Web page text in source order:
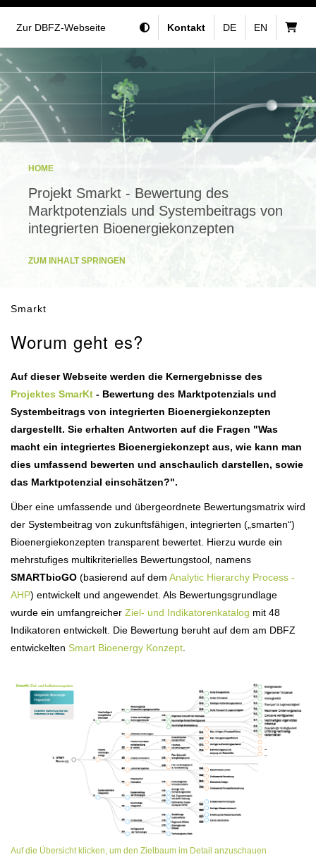
Zur DBFZ-Webseite Kontakt DE EN
HOME
Projekt Smarkt - Bewertung des
Marktpotenzials und Systembeitrags von
integrierten Bioenergiekonzepten
ZUM INHALT SPRINGEN
Smarkt
Worum geht es?
Auf dieser Webseite werden die Kernergebnisse des
Projektes SmarKt - Bewertung des Marktpotenzials und
Systembeitrags von integrierten Bioenergiekonzepten
dargestellt. Sie erhalten Antworten auf die Fragen "Was
macht ein integriertes Bioenergiekonzept aus, wie kann man
dies umfassend bewerten und anschaulich darstellen, sowie
das Marktpotenzial einschätzen?".
Über eine umfassende und übergeordnete Bewertungsmatrix wird
der Systembeitrag von zukunftsfähigen, integrierten („smarten“)
Bioenergiekonzepten transparent bewertet. Hierzu wurde ein
mehrstufiges multikriterielles Bewertungstool, namens
SMARTbioGO (basierend auf dem Analytic Hierarchy Process -
AHP) entwickelt und angewendet. Als Bewertungsgrundlage
wurde ein umfangreicher Ziel- und Indikatorenkatalog mit 48
Indikatoren entwickelt. Die Bewertung beruht auf dem am DBFZ
entwickelten Smart Bioenergy Konzept
Auf die Übersicht klicken, um den Zielbaum im Detail anzuschauen